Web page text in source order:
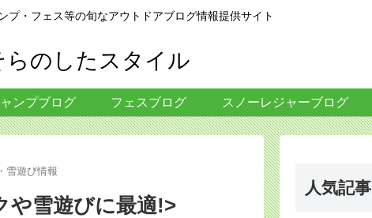
プ・フェス等の旬なアウトドアブログ情報提供サイト
ンプブログ フェスブログ スノーレジャーブログ
雪遊び情報
や雪遊びに最適!>
人気記事